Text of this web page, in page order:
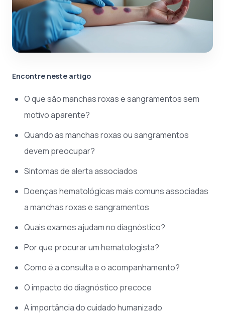
Encontre neste artigo
O que são manchas roxas e sangramentos sem
motivo aparente?
Quando as manchas roxas ou sangramentos
devem preocupar?
Sintomas de alerta associados
Doenças hematológicas mais comuns associadas
a manchas roxas e sangramentos
Quais exames ajudam no diagnóstico?
Por que procurar um hematologista?
Como é a consulta e o acompanhamento?
O impacto do diagnóstico precoce
A importância do cuidado humanizado